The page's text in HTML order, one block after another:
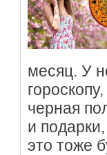
месяц. У
черная
и
это тоже